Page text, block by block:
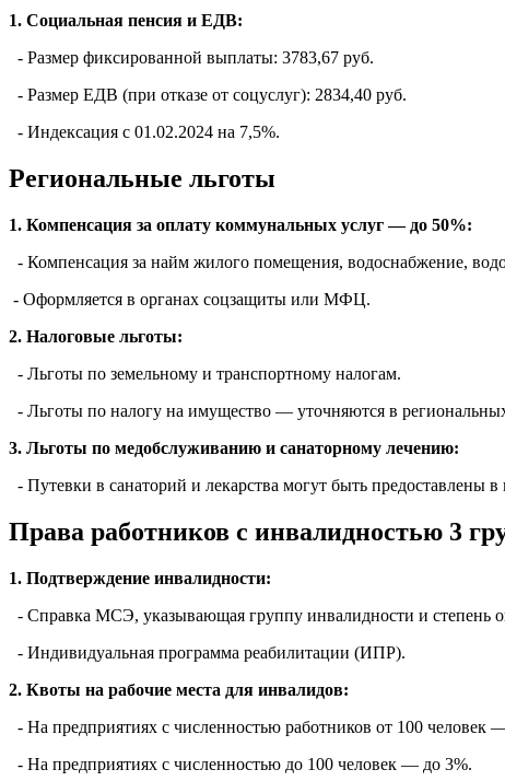
1. Социальная пенсия и ЕДВ:
- Размер фиксированной выплаты: 3783,67 руб.
- Размер ЕДВ (при отказе от соцуслуг): 2834,40 руб.
- Индексация с 01.02.2024 на 7,5%.
Региональные льготы
1. Компенсация за оплату коммунальных услуг — до 50%:
- Компенсация за найм жилого помещения, водоснабжение,
- Оформляется в органах соцзащиты или МФЦ.
2. Налоговые льготы:
- Льготы по земельному и транспортному налогам.
- Льготы по налогу на имущество — уточняются в
3. Льготы по медобслуживанию и санаторному лечению:
- Путевки в санаторий и лекарства могут быть предоставлены
Права работников с инвалидностью 3
1. Подтверждение инвалидности:
- Справка МСЭ, указывающая группу инвалидности и степень
- Индивидуальная программа реабилитации (ИПР).
2. Квоты на рабочие места для инвалидов:
- На предприятиях с численностью работников от 100 человек
- На предприятиях с численностью до 100 человек — до 3%.